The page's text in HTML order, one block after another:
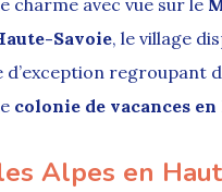
Savoie, le village
regroupant
colonie de vacances
Alpes en